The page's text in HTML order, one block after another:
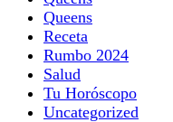
Queens
Receta
Rumbo 2024
Salud
Tu Horóscopo
Uncategorized